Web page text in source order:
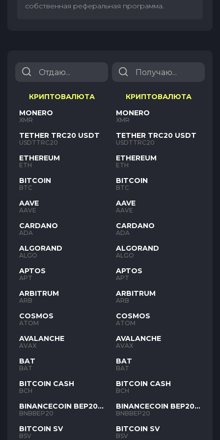
собственная реферальная программа.
КРИПТОВАЛЮТА
MONERO
XMR
TETHER TRC20 USDT
USDTTRC20
ETHEREUM
ETH
BITCOIN
BTC
AAVE
AAVE
CARDANO
ADA
ALGORAND
ALGO
APTOS
APT
ARBITRUM
ARB
COSMOS
ATOM
AVALANCHE
AVAX
BAT
BAT
BITCOIN CASH
BCH
BINANCECOIN BEP20
BNB
BNBBEP20
BITCOIN SV
BSV
КРИПТОВАЛЮТА
MONERO
XMR
TETHER TRC20 USDT
USDTTRC20
ETHEREUM
ETH
BITCOIN
BTC
AAVE
AAVE
CARDANO
ADA
ALGORAND
ALGO
APTOS
APT
ARBITRUM
ARB
COSMOS
ATOM
AVALANCHE
AVAX
BAT
BAT
BITCOIN CASH
BCH
BINANCECOIN BEP20
BNB
BNBBEP20
BITCOIN SV
BSV